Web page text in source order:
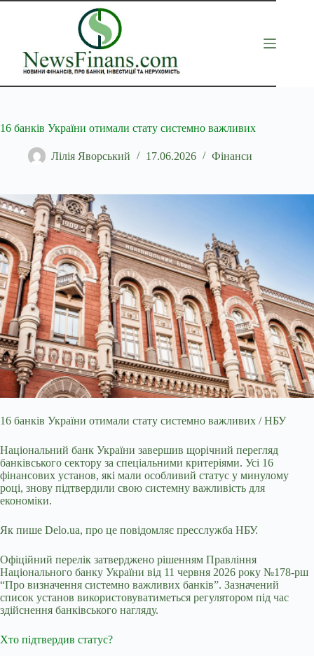
Перейти
16 банків України отимали стату системно важливих
Лілія Яворський 17.06.2026 Фінанси
16 банків України отимали стату системно важливих / НБУ
Національний банк України завершив щорічний перегляд
банківського сектору за спеціальними критеріями. Усі 16
фінансових установ, які мали особливий статус у минулому
році, знову підтвердили свою системну важливість для
економіки.
Як пише Delo.ua, про це повідомляє пресслужба НБУ.
Офіційний перелік затверджено рішенням Правління
Національного банку України від 11 червня 2026 року №178-рш
“Про визначення системно важливих банків”. Зазначений
список установ використовуватиметься регулятором під час
здійснення банківського нагляду.
Хто підтвердив статус?